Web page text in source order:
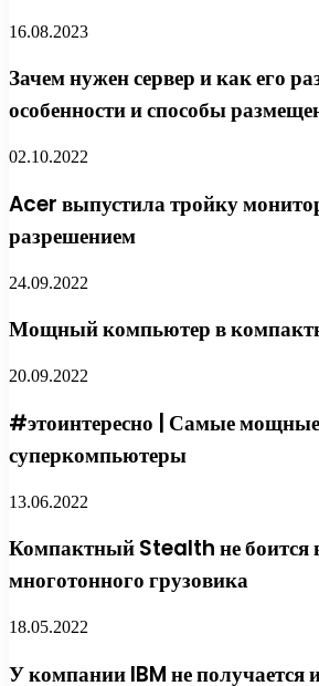
16.08.2023
Зачем нужен сервер и как его
особенности и способы
02.10.2022
Acer выпустила тройку
разрешением
24.09.2022
Мощный компьютер в
20.09.2022
#этоинтересно | Самые мощные
суперкомпьютеры
13.06.2022
Компактный Stealth не боится
многотонного грузовика
18.05.2022
У компании IBM не получается